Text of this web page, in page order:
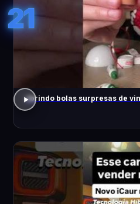
21
abrindo bolas surpresas de